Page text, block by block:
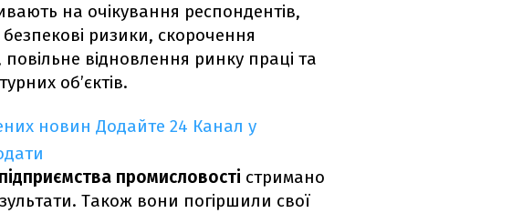
на очікування респондентів,
ризики, скорочення
повільне відновлення ринку праці та
об’єктів.
новин Додайте 24 Канал у
підприємства промисловості стримано
Також вони погіршили свої